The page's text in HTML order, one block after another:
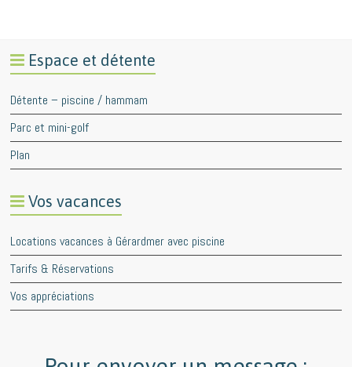
Espace et détente
Détente – piscine / hammam
Parc et mini-golf
Plan
Vos vacances
Locations vacances à Gérardmer avec piscine
Tarifs & Réservations
Vos appréciations